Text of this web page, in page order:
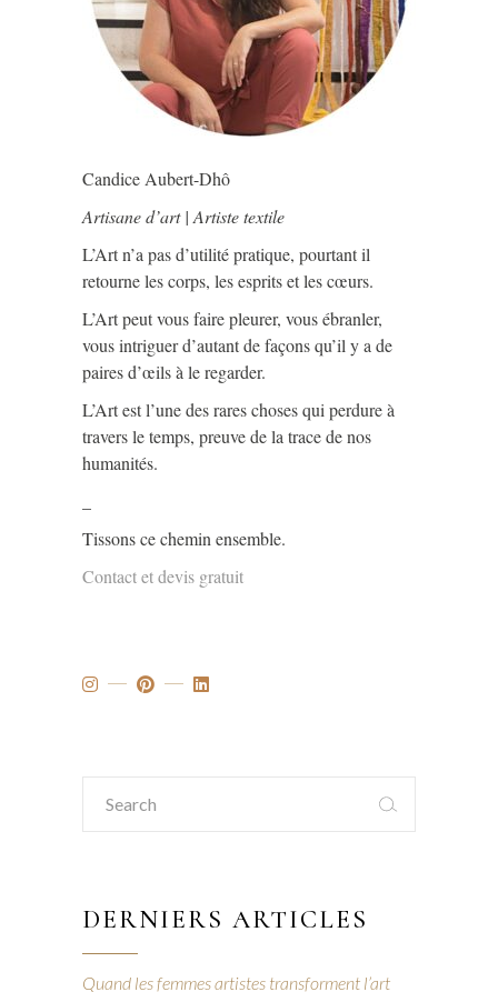
Candice Aubert-Dhô
Artisane d’art | Artiste textile
L’Art n’a pas d’utilité pratique, pourtant il
retourne les corps, les esprits et les cœurs.
L’Art peut vous faire pleurer, vous ébranler,
vous intriguer d’autant de façons qu’il y a de
paires d’œils à le regarder.
L’Art est l’une des rares choses qui perdure à
travers le temps, preuve de la trace de nos
humanités.
Tissons ce chemin ensemble.
Contact et devis gratuit
Search
for:
DERNIERS ARTICLES
Quand les femmes artistes transforment l’art